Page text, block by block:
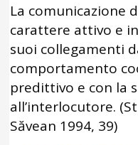
La comunicazione
carattere attivo e
suoi collegamenti
comportamento
predittivo e con la
all’interlocutore.
Săvean 1994, 39)